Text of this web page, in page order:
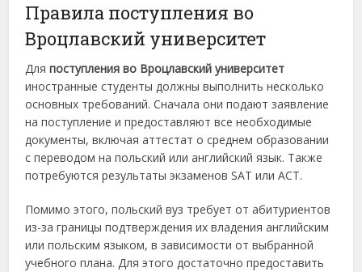
Правила поступления во
Вроцлавский университет
Дляпоступления во Вроцлавский университет
иностранные студенты должны выполнить несколько
основных требований. Сначала они подают заявление
на поступление и предоставляют все необходимые
документы, включая аттестат о среднем образовании
с переводом на польский или английский язык. Также
потребуются результаты экзаменов SAT или ACT.
Помимо этого, польский вуз требует от абитуриентов
из-за границы подтверждения их владения английским
или польским языком, в зависимости от выбранной
учебного плана. Для этого достаточно предоставить